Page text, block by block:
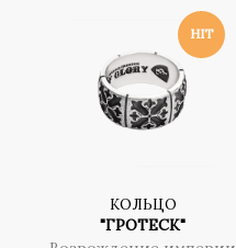
КОЛЬЦО
"ГРОТЕСК"